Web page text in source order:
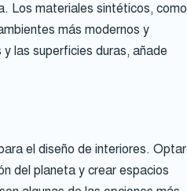
Los materiales sintéticos, como
más modernos y
las superficies duras, añade
el diseño de interiores. Optar
del planeta y crear espacios